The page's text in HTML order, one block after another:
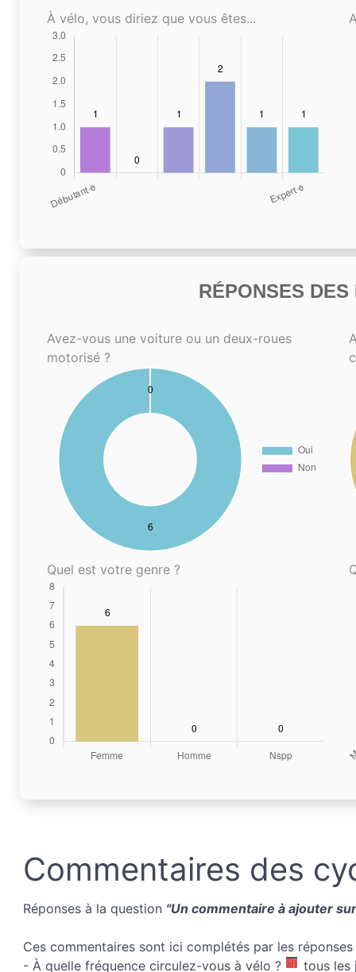
À vélo, vous diriez que vous êtes...
RÉPONSES
Avez-vous une voiture ou un deux-roues
motorisé ?
Quel est votre genre ?
Commentaires des
Réponses à la question "Un commentaire à ajouter
Ces commentaires sont ici complétés par les
- À quelle fréquence circulez-vous à vélo ?
tous les